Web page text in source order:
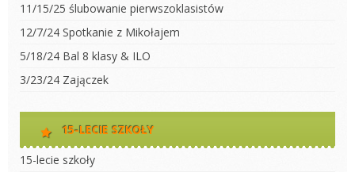
11/15/25 ślubowanie pierwszoklasistów
12/7/24 Spotkanie z Mikołajem
5/18/24 Bal 8 klasy & ILO
3/23/24 Zajączek
15-LECIE SZKOŁY
15-lecie szkoły